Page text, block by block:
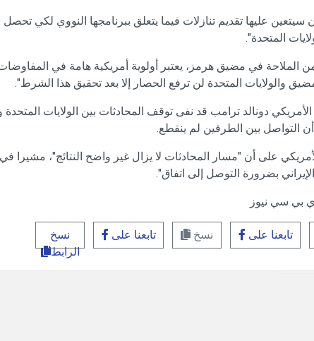
سيتعين عليها تقديم تنازلات فيما يتعلق ببرنامجها النووي لكي
المتحدة".
الملاحة في مضيق هرمز، يعتبر أولوية أمريكية هامة في
والولايات المتحدة لن ترفع الحصار إلا بعد تحقيق هذا الشرط".
دونالد ترامب قد نفى توقف المحادثات بين الولايات المتحدة
التواصل بين الطرفين لم ينقطع.
على أن "مسار المحادثات لا يزال غير واضح النتائج"، مشيرا
الإيراني بضرورة التوصل إلى اتفاق".
تابعنا على نسخ تابعنا على
نسخ
الرابط